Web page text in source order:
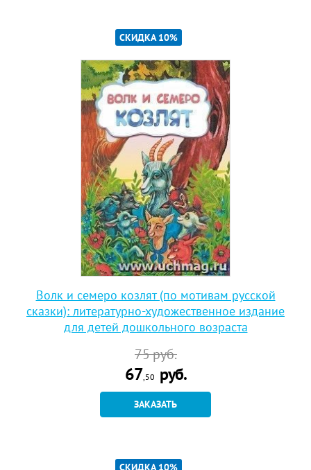
СКИДКА 10%
Волк и семеро козлят (по мотивам русской
сказки): литературно-художественное издание
для детей дошкольного возраста
75руб.
67 ,50 руб.
ЗАКАЗАТЬ
СКИДКА 10%